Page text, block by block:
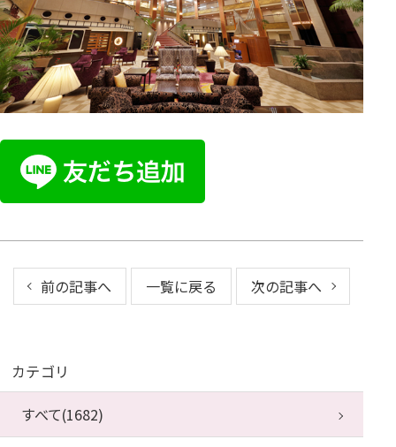
前の記事へ 一覧に戻る 次の記事へ
カテゴリ
すべて(1682)